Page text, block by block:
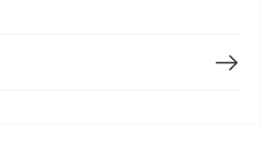
Přečtěte si více